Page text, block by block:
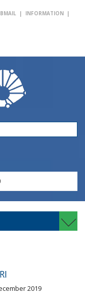
| INFORMATION |
2019